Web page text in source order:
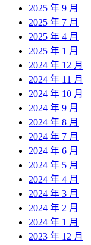
2025 年 9 月
2025 年 7 月
2025 年 4 月
2025 年 1 月
2024 年 12 月
2024 年 11 月
2024 年 10 月
2024 年 9 月
2024 年 8 月
2024 年 7 月
2024 年 6 月
2024 年 5 月
2024 年 4 月
2024 年 3 月
2024 年 2 月
2024 年 1 月
2023 年 12 月